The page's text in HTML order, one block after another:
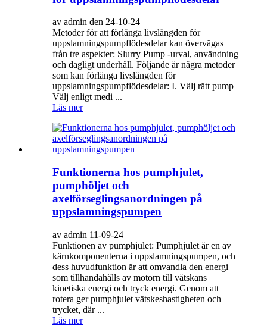
av admin den 24-10-24
Metoder för att förlänga livslängden för
uppslamningspumpflödesdelar kan övervägas
från tre aspekter: Slurry Pump -urval, användning
och dagligt underhåll. Följande är några metoder
som kan förlänga livslängden för
uppslamningspumpflödesdelar: I. Välj rätt pump
Välj enligt medi ...
Läs mer
Funktionerna hos pumphjulet,
pumphöljet och
axelförseglingsanordningen på
uppslamningspumpen
av admin 11-09-24
Funktionen av pumphjulet: Pumphjulet är en av
kärnkomponenterna i uppslamningspumpen, och
dess huvudfunktion är att omvandla den energi
som tillhandahålls av motorn till vätskans
kinetiska energi och tryck energi. Genom att
rotera ger pumphjulet vätskeshastigheten och
trycket, där ...
Läs mer